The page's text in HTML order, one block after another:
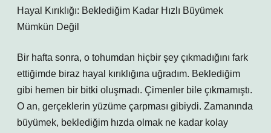
Hayal Kırıklığı: Beklediğim Kadar Hızlı Büyümek
Mümkün Değil
Bir hafta sonra, o tohumdan hiçbir şey çıkmadığını fark
ettiğimde biraz hayal kırıklığına uğradım. Beklediğim
gibi hemen bir bitki oluşmadı. Çimenler bile çıkmamıştı.
O an, gerçeklerin yüzüme çarpması gibiydi. Zamanında
büyümek, beklediğim hızda olmak ne kadar kolay